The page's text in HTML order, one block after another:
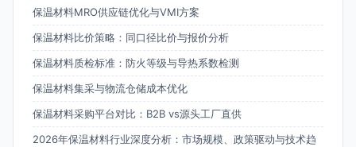
保温材料MRO供应链优化与VMI方案
保温材料比价策略：同口径比价与报价分析
保温材料质检标准：防火等级与导热系数检测
保温材料集采与物流仓储成本优化
保温材料采购平台对比：B2B vs源头工厂直供
2026年保温材料行业深度分析：市场规模、政策驱动与技术趋